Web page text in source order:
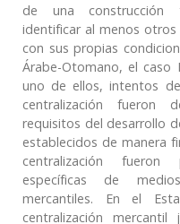
de una construcción
identificar al menos
con sus propias
Árabe-Otomano, el caso
uno de ellos, intentos
centralización fueron
requisitos del desarrollo
establecidos de manera
centralización fueron
específicas de
mercantiles. En el
centralización